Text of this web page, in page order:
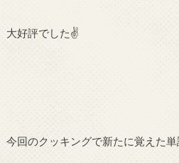
大好評でした✌
今回のクッキングで新たに覚えた単